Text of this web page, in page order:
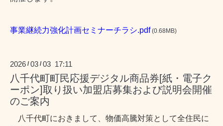
事業継続力強化計画セミナーチラシ.pdf (0.68MB)
2026 /03 /03 17:11
八千代町町民応援デジタル商品券[紙・電子ク
ーポン]取り扱い加盟店募集および説明会開催
のご案内
八千代町におきまして、物価高騰対策として全住民に